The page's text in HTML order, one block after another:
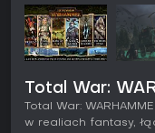
Total War:
Total War:
w realiach fantasy,